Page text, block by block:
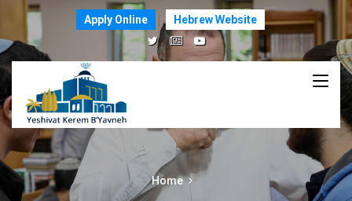
Apply Online Hebrew Website
Home